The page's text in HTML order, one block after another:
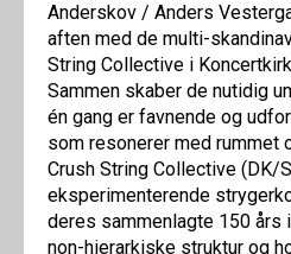
Anderskov / Anders
aften med de multi-
String Collective i
Sammen skaber de nutidig
én gang er favnende og
som resonerer med rummet
Crush String Collective (DK/
eksperimenterende
deres sammenlagte 150 års
non-hierarkiske struktur og